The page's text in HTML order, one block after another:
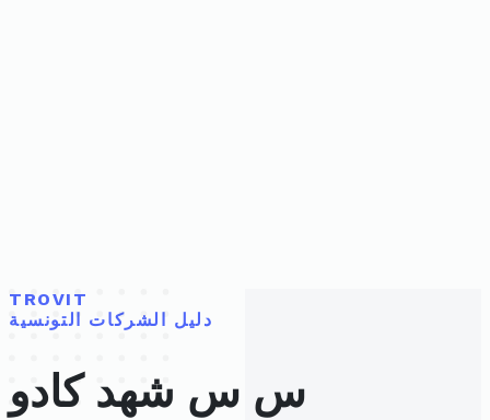
TROVIT
دليل الشركات التونسية
س س شهد كادو